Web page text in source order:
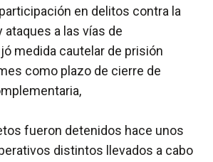
en delitos contra la
ataques a las vías de
medida cautelar de prisión
como plazo de cierre de
fueron detenidos hace unos
distintos llevados a cabo